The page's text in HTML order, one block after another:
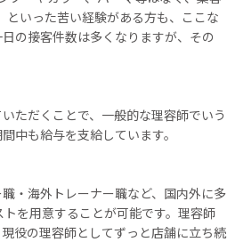
いった苦い経験がある方も、ここな
の接客件数は多くなりますが、その
ただくことで、一般的な理容師でいう
中も給与を支給しています。
・海外トレーナー職など、国内外に多
を用意することが可能です。理容師
役の理容師としてずっと店舗に立ち続